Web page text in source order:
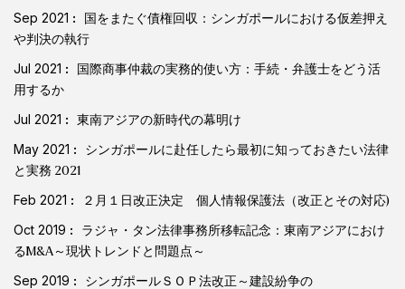
Sep 2021
国をまたぐ債権回収：シンガポールにおける仮差押え
や判決の執行
Jul 2021
国際商事仲裁の実務的使い方：手続・弁護士をどう活
用するか
Jul 2021 東南アジアの新時代の幕明け
May 2021
シンガポールに赴任したら最初に知っておきたい法律
と実務 2021
Feb 2021 ２月１日改正決定 個人情報保護法（改正とその対応)
Oct 2019
ラジャ・タン法律事務所移転記念：東南アジアにおけ
るM&A～現状トレンドと問題点～
Sep 2019
シンガポールＳＯＰ法改正～建設紛争の